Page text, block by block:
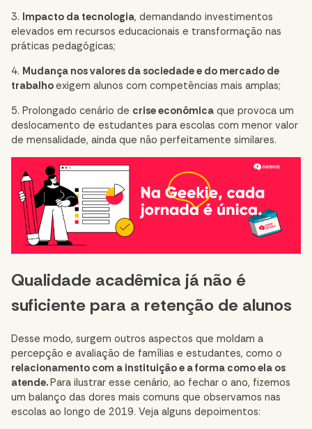
3. Impacto da tecnologia, demandando investimentos
elevados em recursos educacionais e transformação nas
práticas pedagógicas;
4. Mudança nos valores da sociedade e do mercado de
trabalhoexigem alunos com competências mais amplas;
5. Prolongado cenário de crise econômica que provoca um
deslocamento de estudantes para escolas com menor valor
de mensalidade, ainda que não perfeitamente similares.
Qualidade acadêmica já não é
suficiente para a retenção de alunos
Desse modo, surgem outros aspectos que moldam a
percepção e avaliação de famílias e estudantes, como o
relacionamento com a instituição e a forma como ela os
atende.Para ilustrar esse cenário, ao fechar o ano, fizemos
um balanço das dores mais comuns que observamos nas
escolas ao longo de 2019. Veja alguns depoimentos: